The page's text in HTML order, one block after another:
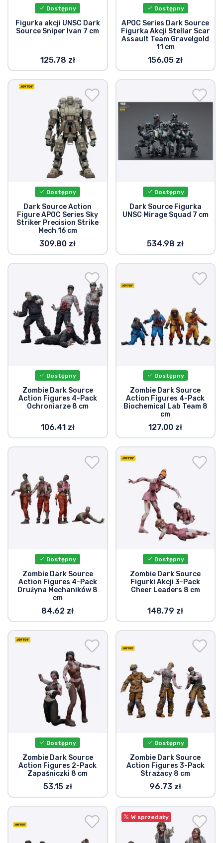
Dostępny
Figurka akcji UNSC Dark
Source Sniper Ivan 7 cm
125.78 zł
Dostępny
APOC Series Dark Source
Figurka Akcji Stellar Scar
Assault Team Gravelgold
11 cm
156.05 zł
Dostępny
Dark Source Action
Figure APOC Series Sky
Striker Precision Strike
Mech 16 cm
309.80 zł
Dostępny
Dark Source Figurka
UNSC Mirage Squad 7 cm
534.98 zł
Dostępny
Zombie Dark Source
Action Figures 4-Pack
Ochroniarze 8 cm
106.41 zł
Dostępny
Zombie Dark Source
Action Figures 4-Pack
Biochemical Lab Team 8
cm
127.00 zł
Dostępny
Zombie Dark Source
Action Figures 4-Pack
Drużyna Mechaników 8
cm
84.62 zł
Dostępny
Zombie Dark Source
Figurki Akcji 3-Pack
Cheer Leaders 8 cm
148.79 zł
Dostępny
Zombie Dark Source
Action Figures 2-Pack
Zapaśniczki 8 cm
53.15 zł
Dostępny
Zombie Dark Source
Action Figures 3-Pack
Strażacy 8 cm
96.73 zł
W sprzedaży